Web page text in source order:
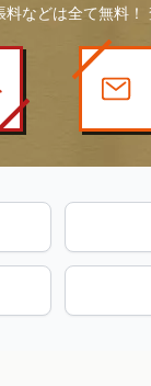
などは全て無料